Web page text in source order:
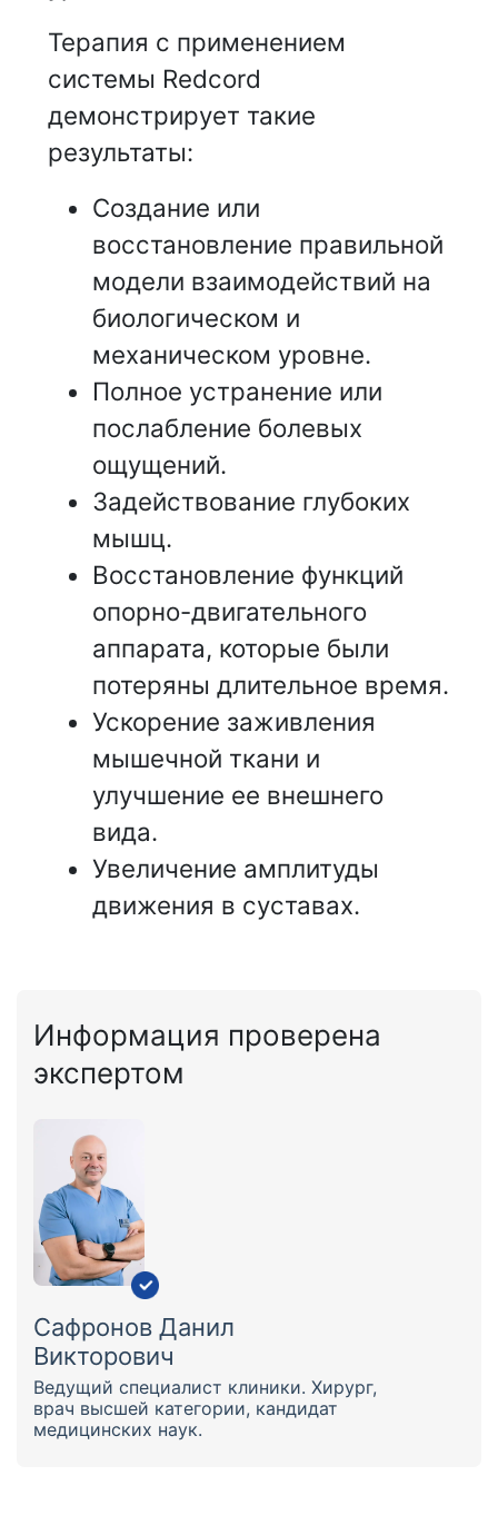
Терапия с применением
системы Redcord
демонстрирует такие
результаты:
Создание или
восстановление правильной
модели взаимодействий на
биологическом и
механическом уровне.
Полное устранение или
послабление болевых
ощущений.
Задействование глубоких
мышц.
Восстановление функций
опорно-двигательного
аппарата, которые были
потеряны длительное время.
Ускорение заживления
мышечной ткани и
улучшение ее внешнего
вида.
Увеличение амплитуды
движения в суставах.
Информация проверена
экспертом
Сафронов Данил
Викторович
Ведущий специалист клиники. Хирург,
врач высшей категории, кандидат
медицинских наук.